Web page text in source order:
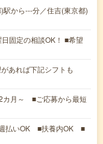
から---分／住吉(東京都)
固定の相談OK！ ■希望
あれば下記シフトも
カ月～ ■ご応募から最短
払いOK ■扶養内OK ■